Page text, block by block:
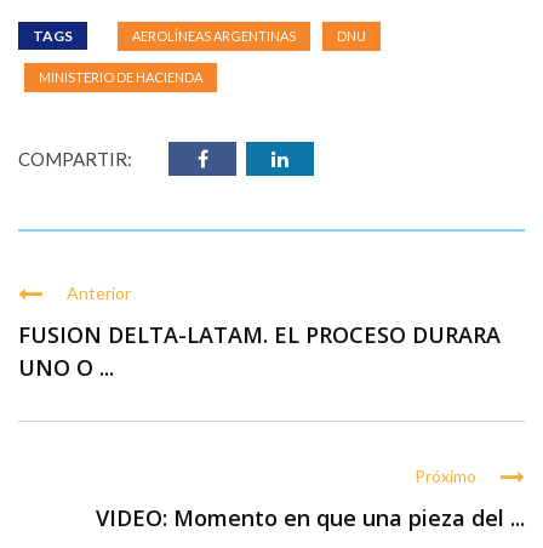
TAGS AEROLÍNEAS ARGENTINAS DNU
MINISTERIO DE HACIENDA
COMPARTIR:
Anterior
FUSION DELTA-LATAM. EL PROCESO DURARA
UNO O ...
Próximo
VIDEO: Momento en que una pieza del ...